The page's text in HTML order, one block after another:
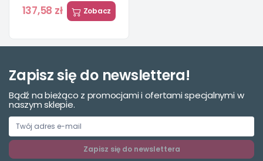
137,58 zł Zobacz
Zapisz się do newslettera!
Bądź na bieżąco z promocjami i ofertami specjalnymi w
naszym sklepie.
Zapisz się do newslettera